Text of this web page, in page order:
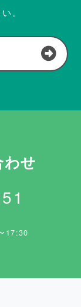
。
せ
17:30